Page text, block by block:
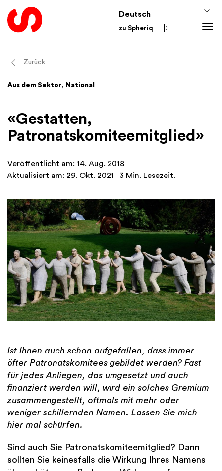
Deutsch
zu Spheriq
Verzeichnis
Recherche
Spenden-Tools
Fundraising-Tipps
Finanzen
Academy
Aus dem Sektor
International
Zurück
Aus dem Sektor, National
«Gestatten,
Patronatskomiteemitglied»
Veröffentlicht am: 14. Aug. 2018
Aktualisiert am: 29. Okt. 2021
3 Min. Lesezeit.
Ist Ihnen auch schon aufgefallen, dass immer
öfter Patronatskomitees gebildet werden? Fast
für jedes Anliegen, das umgesetzt und auch
finanziert werden will, wird ein solches Gremium
zusammengestellt, oftmals mit mehr oder
weniger schillernden Namen. Lassen Sie mich
hier mal schürfen.
Sind auch Sie Patronatskomiteemitglied? Dann
sollten Sie keinesfalls die Wirkung Ihres Namens